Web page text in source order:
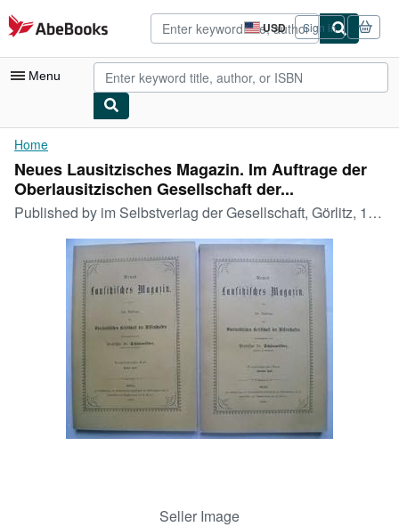
Skip to main content
AbeBooks.com USD
Site
shopping
preferences
Sign in
Menu
My Account
My Purchases
Advanced Search
Browse Collections
Art & Collectibles
Start Selling
Home
Neues Lausitzisches Magazin. Im Auftrage der
Oberlausitzischen Gesellschaft der...
Published by im Selbstverlag der Gesellschaft, Görlitz, 1887
Seller Image